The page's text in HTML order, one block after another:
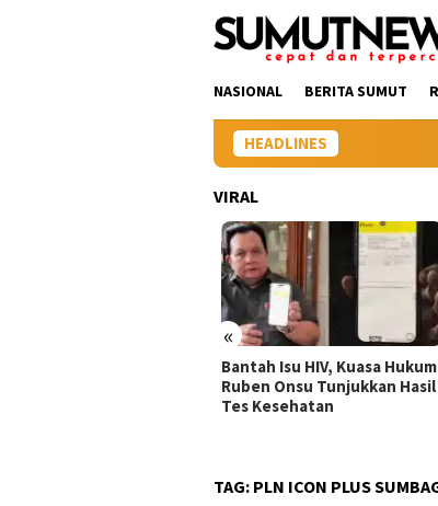
NASIONAL BERITA SUMUT
HEADLINES
VIRAL
«
Bantah Isu HIV, Kuasa Hukum
Ruben Onsu Tunjukkan Hasil
Tes Kesehatan
TAG: PLN ICON PLUS